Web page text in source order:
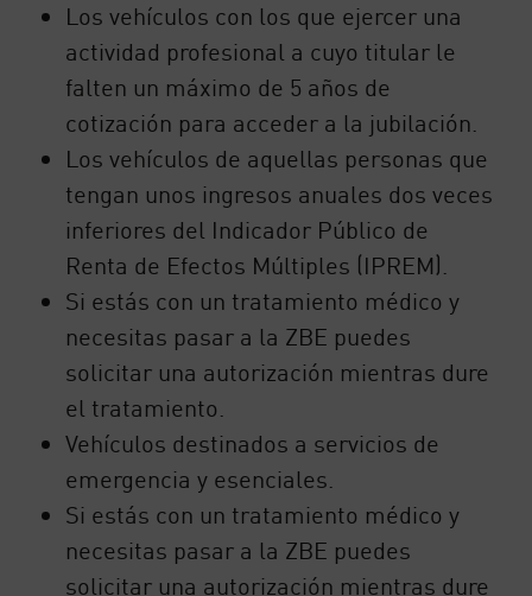
Los vehículos con los que ejercer una
actividad profesional a cuyo titular le
falten un máximo de 5 años de
cotización para acceder a la jubilación.
Los vehículos de aquellas personas que
tengan unos ingresos anuales dos veces
inferiores del Indicador Público de
Renta de Efectos Múltiples (IPREM).
Si estás con un tratamiento médico y
necesitas pasar a la ZBE puedes
solicitar una autorización mientras dure
el tratamiento.
Vehículos destinados a servicios de
emergencia y esenciales.
Si estás con un tratamiento médico y
necesitas pasar a la ZBE puedes
solicitar una autorización mientras dure